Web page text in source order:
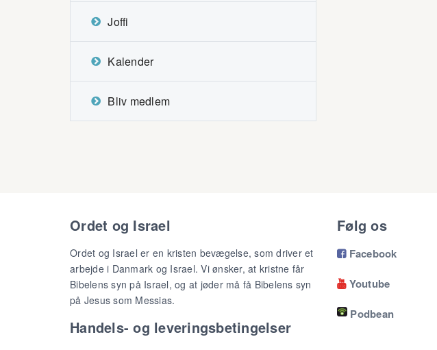
Joffi
Kalender
Bliv medlem
Ordet og Israel
Ordet og Israel er en kristen bevægelse, som driver et
arbejde i Danmark og Israel. Vi ønsker, at kristne får
Bibelens syn på Israel, og at jøder må få Bibelens syn
på Jesus som Messias.
Handels- og leveringsbetingelser
Følg os
Facebook
Youtube
Podbean